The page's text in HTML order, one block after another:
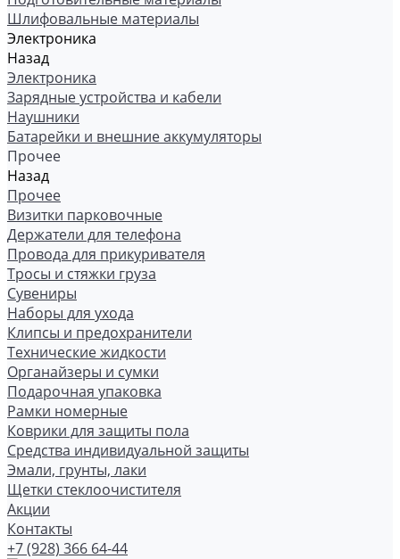
Шлифовальные материалы
Электроника
Назад
Электроника
Зарядные устройства и кабели
Наушники
Батарейки и внешние аккумуляторы
Прочее
Назад
Прочее
Визитки парковочные
Держатели для телефона
Провода для прикуривателя
Тросы и стяжки груза
Сувениры
Наборы для ухода
Клипсы и предохранители
Технические жидкости
Органайзеры и сумки
Подарочная упаковка
Рамки номерные
Коврики для защиты пола
Средства индивидуальной защиты
Эмали, грунты, лаки
Щетки стеклоочистителя
Акции
Контакты
+7 (928) 366 64-44